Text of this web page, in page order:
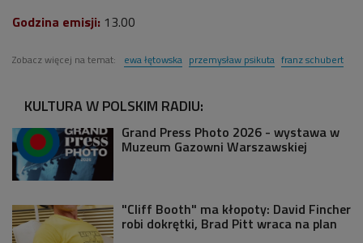
Godzina emisji: 13.00
Zobacz więcej na temat: ewa łętowska przemysław psikuta franz schubert
KULTURA W POLSKIM RADIU:
Grand Press Photo 2026 - wystawa w
Muzeum Gazowni Warszawskiej
"Cliff Booth" ma kłopoty: David Fincher
robi dokrętki, Brad Pitt wraca na plan